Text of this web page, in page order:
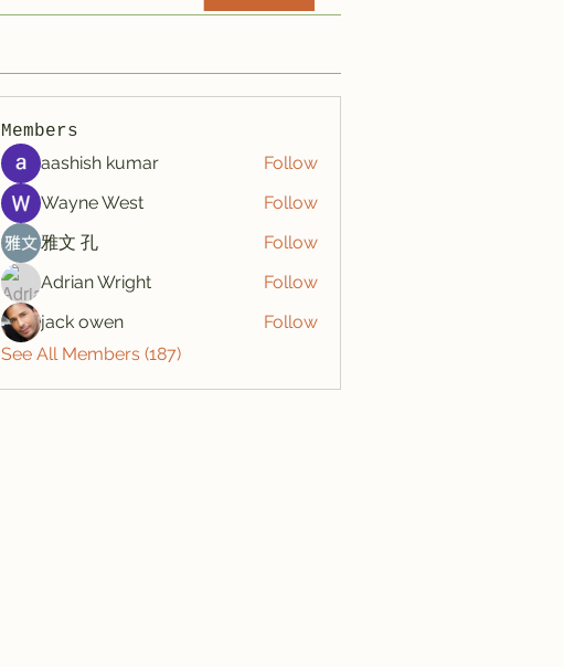
Members
aashish kumar
Follow
Wayne West
Follow
雅文 孔
Follow
Adrian Wright
Follow
jack owen
Follow
See All Members (187)